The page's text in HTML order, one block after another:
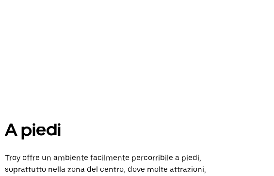
A piedi
Troy offre un ambiente facilmente percorribile a piedi,
soprattutto nella zona del centro, dove molte attrazioni,